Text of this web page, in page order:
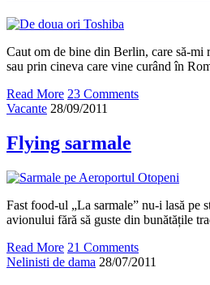
Caut om de bine din Berlin, care să-mi
sau prin cineva care vine curând în
Read More 23 Comments
Vacante 28/09/2011
Flying sarmale
Fast food-ul „La sarmale” nu-i lasă pe
avionului fără să guste din bunătățile
Read More 21 Comments
Nelinisti de dama 28/07/2011